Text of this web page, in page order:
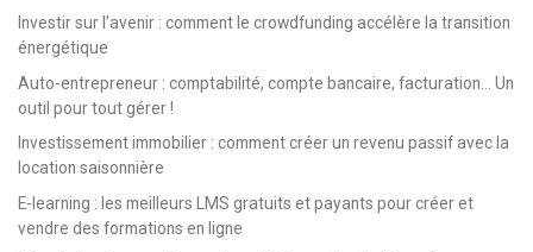
Investir sur l’avenir : comment le crowdfunding accélère la transition
énergétique
Auto-entrepreneur : comptabilité, compte bancaire, facturation… Un
outil pour tout gérer !
Investissement immobilier : comment créer un revenu passif avec la
location saisonnière
E-learning : les meilleurs LMS gratuits et payants pour créer et
vendre des formations en ligne